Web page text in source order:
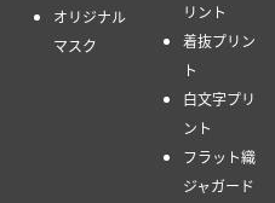
オリジナル
マスク
リント
着抜プリン
ト
白文字プリ
ント
フラット織
ジャガード